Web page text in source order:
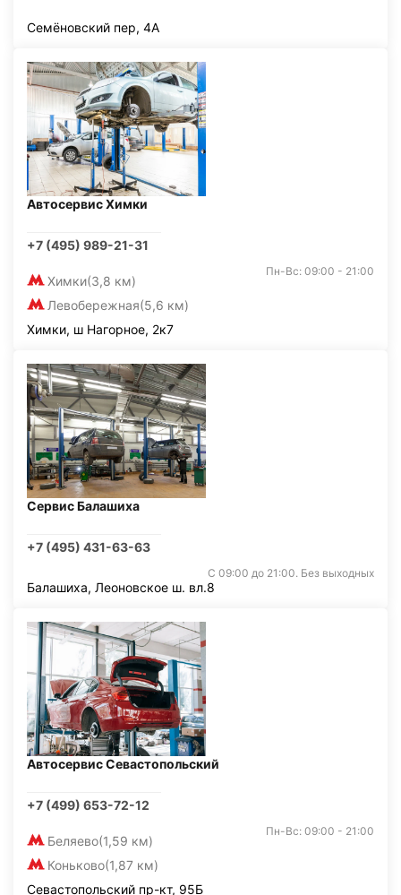
Семёновский пер, 4А
Автосервис Химки
+7 (495) 989-21-31
Химки(3,8 км)
Левобережная(5,6 км)
Пн-Вс: 09:00 - 21:00
Химки, ш Нагорное, 2к7
Сервис Балашиха
+7 (495) 431-63-63
С 09:00 до 21:00. Без выходных
Балашиха, Леоновское ш. вл.8
Автосервис Севастопольский
+7 (499) 653-72-12
Беляево(1,59 км)
Коньково(1,87 км)
Пн-Вс: 09:00 - 21:00
Севастопольский пр-кт, 95Б